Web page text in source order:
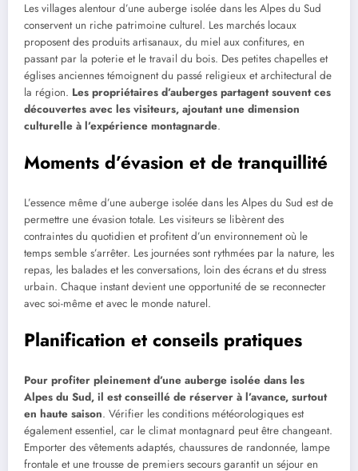
Les villages alentour d’une auberge isolée dans les Alpes du Sud
conservent un riche patrimoine culturel. Les marchés locaux
proposent des produits artisanaux, du miel aux confitures, en
passant par la poterie et le travail du bois. Des petites chapelles et
églises anciennes témoignent du passé religieux et architectural de
la région. Les propriétaires d’auberges partagent souvent ces
découvertes avec les visiteurs, ajoutant une dimension
culturelle à l’expérience montagnarde.
Moments d’évasion et de tranquillité
L’essence même d’une auberge isolée dans les Alpes du Sud est de
permettre une évasion totale. Les visiteurs se libèrent des
contraintes du quotidien et profitent d’un environnement où le
temps semble s’arrêter. Les journées sont rythmées par la nature, les
repas, les balades et les conversations, loin des écrans et du stress
urbain. Chaque instant devient une opportunité de se reconnecter
avec soi-même et avec le monde naturel.
Planification et conseils pratiques
Pour profiter pleinement d’une auberge isolée dans les
Alpes du Sud, il est conseillé de réserver à l’avance, surtout
en haute saison. Vérifier les conditions météorologiques est
également essentiel, car le climat montagnard peut être changeant.
Emporter des vêtements adaptés, chaussures de randonnée, lampe
frontale et une trousse de premiers secours garantit un séjour en